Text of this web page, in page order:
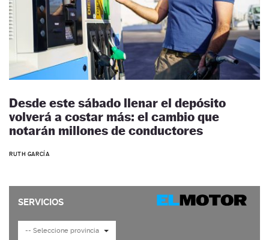
Desde este sábado llenar el depósito
volverá a costar más: el cambio que
notarán millones de conductores
RUTH GARCÍA